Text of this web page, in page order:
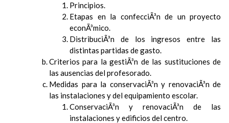
Principios.
Etapas en la confecciÃ³n de un proyecto
econÃ³mico.
DistribuciÃ³n de los ingresos entre las
distintas partidas de gasto.
Criterios para la gestiÃ³n de las sustituciones de
las ausencias del profesorado.
Medidas para la conservaciÃ³n y renovaciÃ³n de
las instalaciones y del equipamiento escolar.
ConservaciÃ³n y renovaciÃ³n de las
instalaciones y edificios del centro.